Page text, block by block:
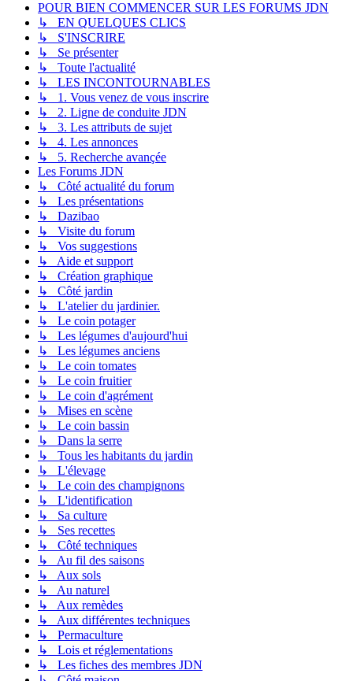
POUR BIEN COMMENCER SUR LES FORUMS JDN
↳ EN QUELQUES CLICS
↳ S'INSCRIRE
↳ Se présenter
↳ Toute l'actualité
↳ LES INCONTOURNABLES
↳ 1. Vous venez de vous inscrire
↳ 2. Ligne de conduite JDN
↳ 3. Les attributs de sujet
↳ 4. Les annonces
↳ 5. Recherche avançée
Les Forums JDN
↳ Côté actualité du forum
↳ Les présentations
↳ Dazibao
↳ Visite du forum
↳ Vos suggestions
↳ Aide et support
↳ Création graphique
↳ Côté jardin
↳ L'atelier du jardinier.
↳ Le coin potager
↳ Les légumes d'aujourd'hui
↳ Les légumes anciens
↳ Le coin tomates
↳ Le coin fruitier
↳ Le coin d'agrément
↳ Mises en scène
↳ Le coin bassin
↳ Dans la serre
↳ Tous les habitants du jardin
↳ L'élevage
↳ Le coin des champignons
↳ L'identification
↳ Sa culture
↳ Ses recettes
↳ Côté techniques
↳ Au fil des saisons
↳ Aux sols
↳ Au naturel
↳ Aux remèdes
↳ Aux différentes techniques
↳ Permaculture
↳ Lois et réglementations
↳ Les fiches des membres JDN